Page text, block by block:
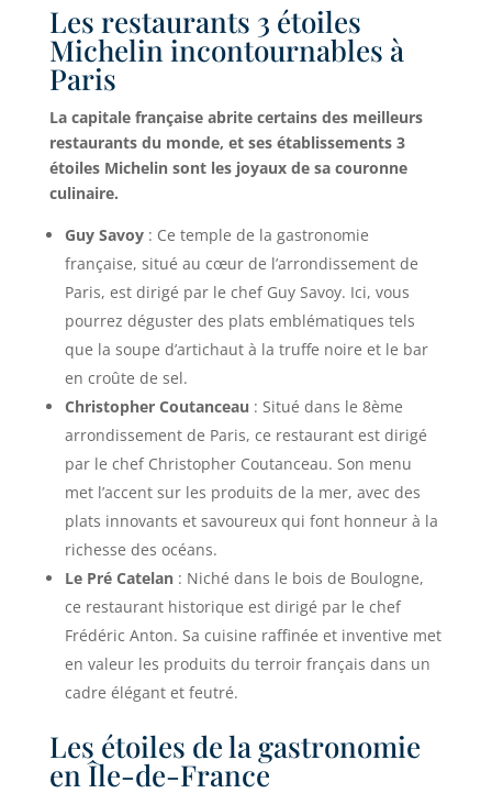
Les restaurants 3 étoiles
Michelin incontournables à
Paris
La capitale française abrite certains des meilleurs
restaurants du monde, et ses établissements 3
étoiles Michelin sont les joyaux de sa couronne
culinaire.
Guy Savoy: Ce temple de la gastronomie
française, situé au cœur de l’arrondissement de
Paris, est dirigé par le chef Guy Savoy. Ici, vous
pourrez déguster des plats emblématiques tels
que la soupe d’artichaut à la truffe noire et le bar
en croûte de sel.
Christopher Coutanceau : Situé dans le 8ème
arrondissement de Paris, ce restaurant est dirigé
par le chef Christopher Coutanceau. Son menu
met l’accent sur les produits de la mer, avec des
plats innovants et savoureux qui font honneur à la
richesse des océans.
Le Pré Catelan: Niché dans le bois de Boulogne,
ce restaurant historique est dirigé par le chef
Frédéric Anton. Sa cuisine raffinée et inventive met
en valeur les produits du terroir français dans un
cadre élégant et feutré.
Les étoiles de la gastronomie
en Île-de-France